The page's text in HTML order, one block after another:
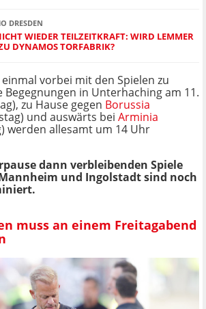
DRESDEN
WIEDER TEILZEITKRAFT: WIRD LEMMER
DYNAMOS TORFABRIK?
vorbei mit den Spielen zu
Begegnungen in Unterhaching am 11.
zu Hause gegen Borussia
und auswärts bei Arminia
werden allesamt um 14 Uhr
dann verbleibenden Spiele
und Ingolstadt sind noch
muss an einem Freitagabend